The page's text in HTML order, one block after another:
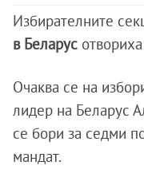
Избирателните
в Беларус
Очаква се на
лидер на Беларус
се бори за седми
мандат.